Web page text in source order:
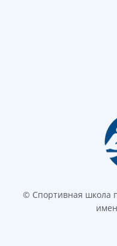
© Спортивная школа